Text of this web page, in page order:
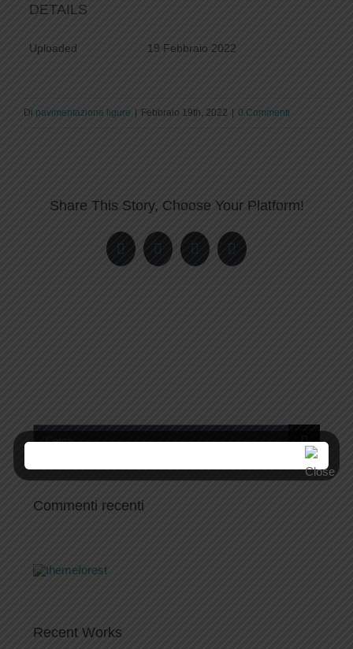
DETAILS
Uploaded 19 Febbraio 2022
Di pavimentazione ligure Febbraio 19th, 2022 0 Commenti
Share This Story, Choose Your Platform!
FacebookTwitterLinkedInPinterest
Commenti recenti
Recent Works